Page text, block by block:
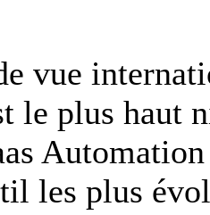
vue
le plus haut
les plus